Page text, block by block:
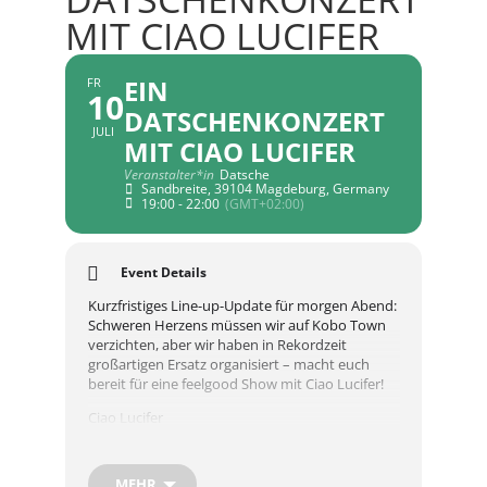
MIT CIAO LUCIFER
FR
10
JULI
EIN
DATSCHENKONZERT
MIT CIAO LUCIFER
Veranstalter*in Datsche
Sandbreite, 39104 Magdeburg, Germany
19:00 - 22:00 (GMT+02:00)
Event Details
Kurzfristiges Line-up-Update für morgen Abend:
Schweren Herzens müssen wir auf Kobo Town
verzichten, aber wir haben in Rekordzeit
großartigen Ersatz organisiert – macht euch
bereit für eine feelgood Show mit Ciao Lucifer!
Ciao Lucifer